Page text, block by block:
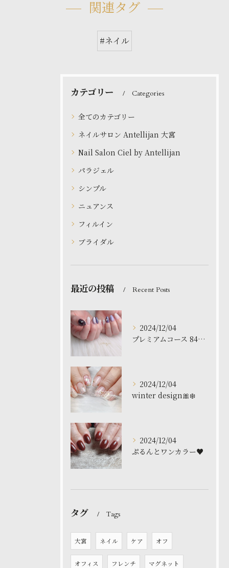
関連タグ
#ネイル
カテゴリー Categories
全てのカテゴリー
ネイルサロン Antellijan 大宮
Nail Salon Ciel by Antellijan
パラジェル
シンプル
ニュアンス
フィルイン
ブライダル
最近の投稿 Recent Posts
2024/12/04
プレミアムコース 8480円
2024/12/04
winter design🎀❄️
2024/12/04
ぷるんとワンカラー♥️
タグ Tags
大宮 ネイル ケア オフ
オフィス フレンチ マグネット